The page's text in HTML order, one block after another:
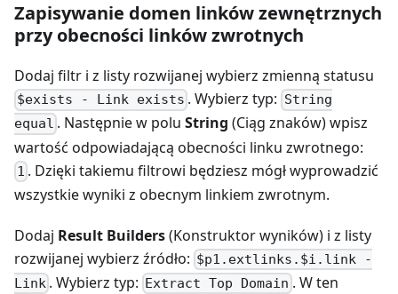
Zapisywanie domen linków zewnętrznych
przy obecności linków zwrotnych
Dodaj filtr i z listy rozwijanej wybierz zmienną statusu
$exists - Link exists . Wybierz typ: String
equal . Następnie w poluString (Ciąg znaków) wpisz
wartość odpowiadającą obecności linku zwrotnego:
1 . Dzięki takiemu filtrowi będziesz mógł wyprowadzić
wszystkie wyniki z obecnym linkiem zwrotnym.
Dodaj Result Builders(Konstruktor wyników) i z listy
rozwijanej wybierz źródło: $p1.extlinks.$i.link -
Link . Wybierz typ: Extract Top Domain . W ten